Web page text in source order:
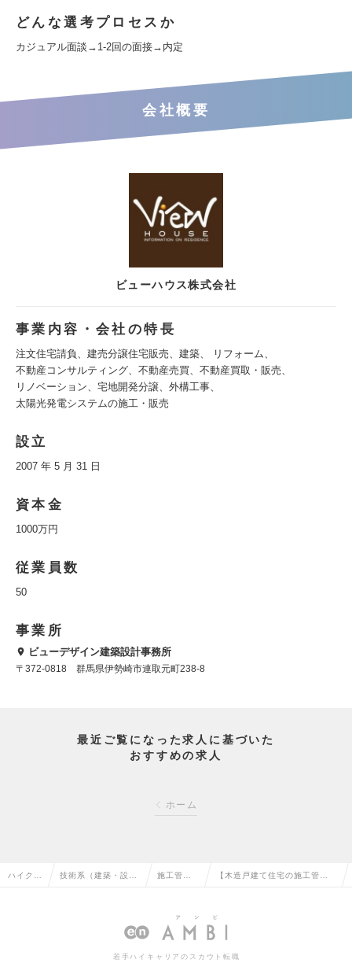
どんな選考プロセスか
カジュアル面談→1-2回の面接→内定
会社概要
ビューハウス株式会社
事業内容・会社の特長
注文住宅請負、建売分譲住宅販売、建築、 リフォーム、
不動産コンサルティング、不動産売買、不動産買取・販売、
リノベーション、宅地開発分譲、外構工事、
太陽光発電システムの施工・販売
設立
2007 年 5 月 31 日
資本金
1000万円
従業員数
50
事業所
ビューデザイン建築設計事務所
〒372-0818 群馬県伊勢崎市連取元町238-8
最近ご覧になった求人に基づいた
おすすめの求人
ホーム
ハイクラ 技術系（建築・設 施工管理
の転職
【木造戸建て住宅の施工管理/
の求人情報
若手ハイキャリアのスカウト転職